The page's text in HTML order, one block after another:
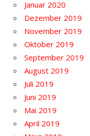
Januar 2020
Dezember 2019
November 2019
Oktober 2019
September 2019
August 2019
Juli 2019
Juni 2019
Mai 2019
April 2019